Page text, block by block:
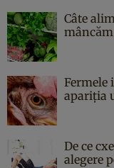
Câte
Fermele
apariția
De ce
alegere